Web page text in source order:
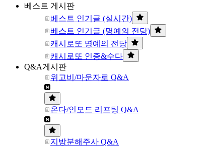
베스트 게시판
베스트 인기글 (실시간)
베스트 인기글 (명예의 전당)
캐시로또 명예의 전당
캐시로또 인증&수다
Q&A게시판
위고비/마운자로 Q&A
온다/인모드 리프팅 Q&A
지방분해주사 Q&A